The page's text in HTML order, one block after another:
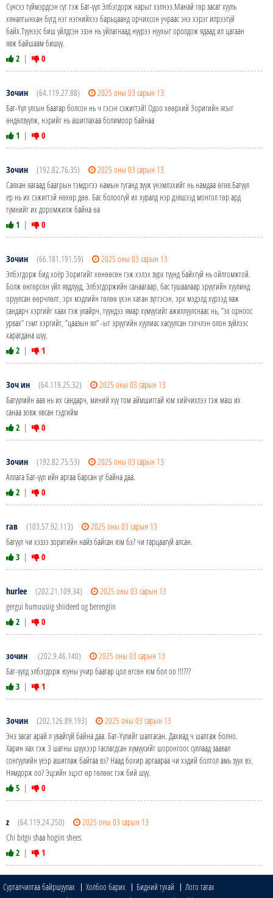
Сүнсээ түймэрдсэн сүг гэж Бат-үүл Элбэгдорж нарыг хэлнээ.Манай төр засаг хууль
хяналтынхан бүгд нэг нэгнийхээ барьцаанд орчихсон учраас энэ хэрэг илрээгүй
байх.Түүнээс биш үйлдсэн эзэн нь уйлагнаад нүүрээ нуухыг оролдож ядаад ил цагаан
явж байшаам бишүү.
2 | 0
Зочин (64.119.27.88)
2025 оны 03 сарын 13
Бат-Үүл улсын баатар болсон нь ч гэсэн сэжигтэй! Одоо хөөрхий Зоригийн ясыг
өндөлзүүлж, нэрийг нь ашиглахаа болимоор байнаа
1 | 0
Зочин (192.82.76.35)
2025 оны 03 сарын 13
Саяхан яагаад баатрын тэмдэгээ намын туганд зүүж үнэмлэхийг нь намдаа өгөв.Батүүл
ер нь их сэжигтэй нөхөр дөө. Бас болоогүй их хуралд нэр дэвшээд монгол төр ард
түмнийг их доромжилж байна өа
1 | 0
Зочин (66.181.191.59)
2025 оны 03 сарын 13
Элбэгдорж бид хоёр Зоригийг хөнөөсөн гэж хэлэх зүрх түүнд байхгүй нь ойлгомжтой.
Болж өнгөрсөн үйл явдлууд, Элбэгдоржийн санаагаар, бас тушаалаар эрүүгийн хуулинд
оруулсан өөрчлөлт, эрх мэдлийн төлөө үхэн хатан зүтгэсэн, эрх мэдэлд хүрээд яаж
сандарч хэргийг хаах гэж улайрч, түүндээ ямар хүмүүсийг ажиллуулснаас нь, ”эх орноос
урвах” гэмт хэргийг, ”цаазын ял” -ыг эрүүгийн хуулиас хасуулсан гэхчлэн олон зүйлээс
харагдана шүү.
2 | 1
Зоч ин (64.119.25.32)
2025 оны 03 сарын 13
Батүүлийн аав нь их сандарч, миний хүү том аймшигтай юм хийчихлээ гэж маш их
санаа зовж явсан гэдгийм
2 | 0
Зочин (192.82.75.53)
2025 оны 03 сарын 13
Аллага Бат-үүл ийн аргаа барсан үг байна даа.
2 | 0
гав (103.57.92.113)
2025 оны 03 сарын 13
батүүл чи хэзээ зоригийн найз байсан юм бэ? чи гарцаагүй алсан.
3 | 0
hurlee (202.21.109.34)
2025 оны 03 сарын 13
gergui humuusiig shiideed og berengiin
2 | 0
зочин (202.9.46.140)
2025 оны 03 сарын 13
Бат-үүлд элбэгдорж юуны учир баатар цол өгсөн юм бол оо !!!???
3 | 1
Зочин (202.126.89.193)
2025 оны 03 сарын 13
Энэ засаг арай л увайгүй байна даа. Бат-Үүлийг шалгасан. Дахиад ч шалгаж болно.
Харин яах гэж 3 шатны шүүхээр таслагдсан хүмүүсийг шоронгоос суллаад заавал
сонгуулийн үеэр ашиглаж байгаа вэ? Наад бохир аргаараа чи хэдий болтол амь зуух вэ,
Нямдорж оо? Эцсийн эцэст өр төлөөс гэж бий шүү.
5 | 0
z (64.119.24.250)
2025 оны 03 сарын 13
Chi bitgii shaa hogiin shees
2 | 1
Сурталчилгаа байршуулах Холбоо барих Бидний тухай
Лого татах